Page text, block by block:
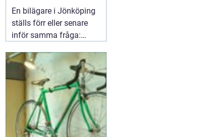
bilen
En bilägare i Jönköping
ställs förr eller senare
inför samma fråga:
hand om bilen, utan att
kostnaderna skenar och
garantier försvinner?
Valet av05 april 2026